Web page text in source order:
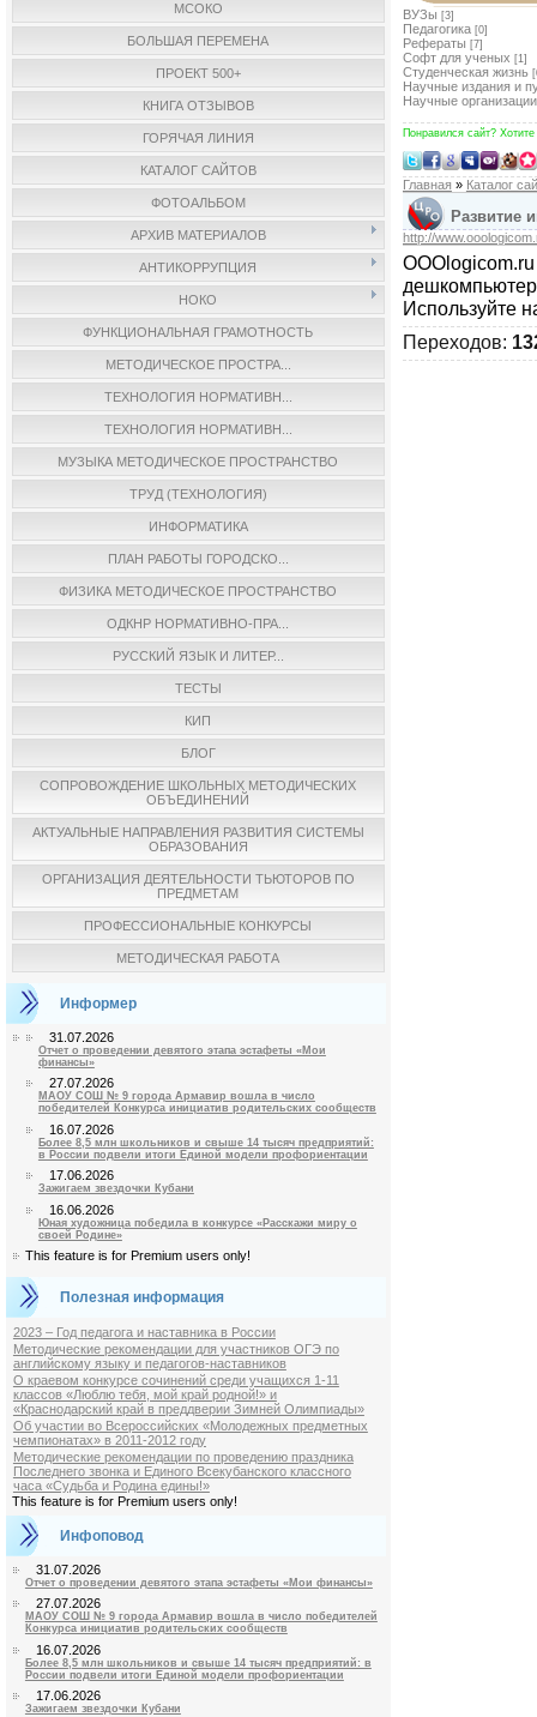
МСОКО
БОЛЬШАЯ ПЕРЕМЕНА
ПРОЕКТ 500+
КНИГА ОТЗЫВОВ
ГОРЯЧАЯ ЛИНИЯ
КАТАЛОГ САЙТОВ
ФОТОАЛЬБОМ
АРХИВ МАТЕРИАЛОВ
АНТИКОРРУПЦИЯ
НОКО
ФУНКЦИОНАЛЬНАЯ ГРАМОТНОСТЬ
МЕТОДИЧЕСКОЕ ПРОСТРА...
ТЕХНОЛОГИЯ НОРМАТИВН...
ТЕХНОЛОГИЯ НОРМАТИВН...
МУЗЫКА МЕТОДИЧЕСКОЕ ПРОСТРАНСТВО
ТРУД (ТЕХНОЛОГИЯ)
ИНФОРМАТИКА
ПЛАН РАБОТЫ ГОРОДСКО...
ФИЗИКА МЕТОДИЧЕСКОЕ ПРОСТРАНСТВО
ОДКНР НОРМАТИВНО-ПРА...
РУССКИЙ ЯЗЫК И ЛИТЕР...
ТЕСТЫ
КИП
БЛОГ
СОПРОВОЖДЕНИЕ ШКОЛЬНЫХ МЕТОДИЧЕСКИХ
ОБЪЕДИНЕНИЙ
АКТУАЛЬНЫЕ НАПРАВЛЕНИЯ РАЗВИТИЯ СИСТЕМЫ
ОБРАЗОВАНИЯ
ОРГАНИЗАЦИЯ ДЕЯТЕЛЬНОСТИ ТЬЮТОРОВ ПО
ПРЕДМЕТАМ
ПРОФЕССИОНАЛЬНЫЕ КОНКУРСЫ
МЕТОДИЧЕСКАЯ РАБОТА
Информер
31.07.2026
Отчет о проведении девятого этапа эстафеты «Мои
финансы»
27.07.2026
МАОУ СОШ № 9 города Армавир вошла в число
победителей Конкурса инициатив родительских сообществ
16.07.2026
Более 8,5 млн школьников и свыше 14 тысяч предприятий:
в России подвели итоги Единой модели профориентации
17.06.2026
Зажигаем звездочки Кубани
16.06.2026
Юная художница победила в конкурсе «Расскажи миру о
своей Родине»
This feature is for Premium users only!
Полезная информация
2023 – Год педагога и наставника в России
Методические рекомендации для участников ОГЭ по
английскому языку и педагогов-наставников
О краевом конкурсе сочинений среди учащихся 1-11
классов «Люблю тебя, мой край родной!» и
«Краснодарский край в преддверии Зимней Олимпиады»
Об участии во Всероссийских «Молодежных предметных
чемпионатах» в 2011-2012 году
Методические рекомендации по проведению праздника
Последнего звонка и Единого Всекубанского классного
часа «Судьба и Родина едины!»
This feature is for Premium users only!
Инфоповод
31.07.2026
Отчет о проведении девятого этапа эстафеты «Мои финансы»
27.07.2026
МАОУ СОШ № 9 города Армавир вошла в число победителей
Конкурса инициатив родительских сообществ
16.07.2026
Более 8,5 млн школьников и свыше 14 тысяч предприятий: в
России подвели итоги Единой модели профориентации
17.06.2026
Зажигаем звездочки Кубани
ВУЗы [3]
Педагогика [0]
Рефераты [7]
Софт для ученых [1]
Студенческая жизнь
Научные издания и
Научные организации
Понравился сайт?
Главная » Каталог
Развитие
http://
Используйте
Переходов: